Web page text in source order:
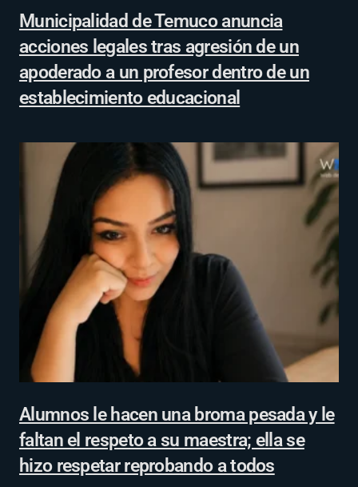
Municipalidad de Temuco anuncia
acciones legales tras agresión de un
apoderado a un profesor dentro de un
establecimiento educacional
Alumnos le hacen una broma pesada y le
faltan el respeto a su maestra; ella se
hizo respetar reprobando a todos